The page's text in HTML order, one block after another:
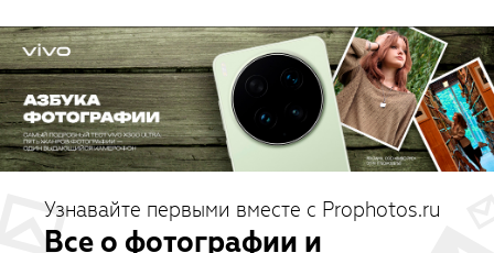
Узнавайте первыми вместе с Prophotos.ru
Все о фотографии и